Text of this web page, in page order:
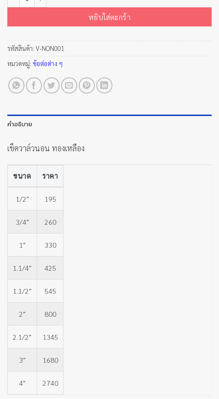
หยิบใส่ตะกร้า
รหัสสินค้า: V-NON001
หมวดหมู่: ข้อต่อต่าง ๆ
คำอธิบาย
เช็ควาล์วนอน ทองเหลือง
ขนาด ราคา
1/2″ 195
3/4″ 260
1″ 330
1.1/4″ 425
1.1/2″ 545
2″ 800
2.1/2″ 1345
3″ 1680
4″ 2740